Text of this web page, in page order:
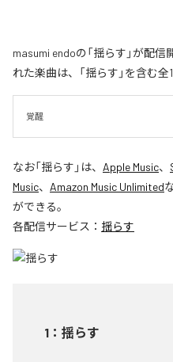
masumi endoの「揺らす」が配
れた楽曲は、「揺らす」を含む全
覚醒
なお「揺らす 」は、 Apple Music、
Music、 Amazon Music Unlimited
ができる。
各配信サービス： 揺らす
1 ： 揺らす